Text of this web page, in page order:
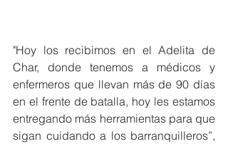
"Hoy los recibimos en el Adelita de
Char, donde tenemos a médicos y
enfermeros que llevan más de 90 días
en el frente de batalla, hoy les estamos
entregando más herramientas para que
sigan cuidando a los barranquilleros”,